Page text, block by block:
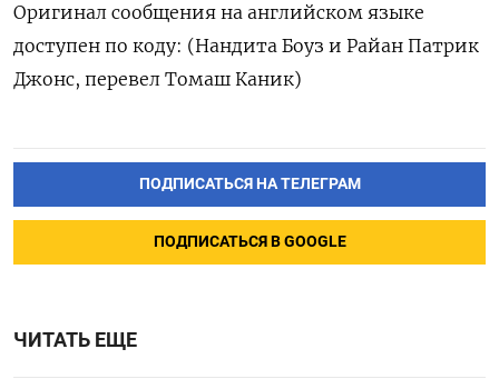
Оригинал сообщения на английском языке
доступен по коду: (Нандита Боуз и Райан Патрик
Джонс, перевел Томаш Каник)
ПОДПИСАТЬСЯ НА ТЕЛЕГРАМ
ПОДПИСАТЬСЯ В GOOGLE
ЧИТАТЬ ЕЩЕ